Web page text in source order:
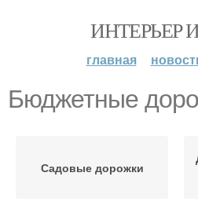
ИНТЕРЬЕР
главная
Бюджетные
Садовые дорожки